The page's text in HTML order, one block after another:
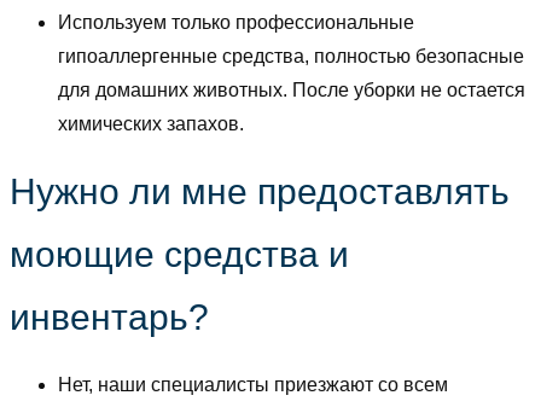
Используем только профессиональные
гипоаллергенные средства, полностью безопасные
для домашних животных. После уборки не остается
химических запахов.
Нужно ли мне предоставлять
моющие средства и
инвентарь?
Нет, наши специалисты приезжают со всем